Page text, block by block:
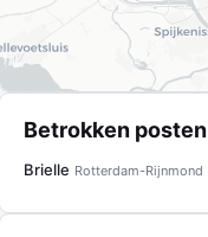
Betrokken posten
Brielle Rotterdam-Rijnmond